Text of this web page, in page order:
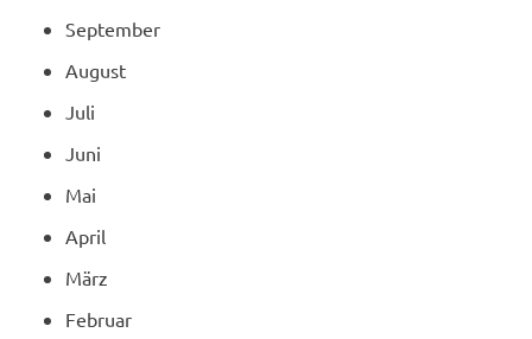
September
August
Juli
Juni
Mai
April
März
Februar